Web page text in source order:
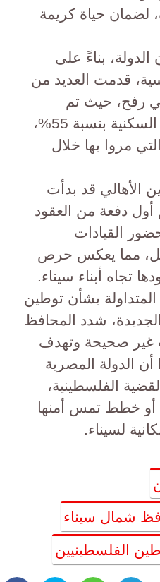
لضمان حياة كريمة
بناءً على
قدمت العديد من
رفح، حيث تم
تخفيض قيمة الوحدات السكنية بنسبة 55%،
مروا بها خلال
الأهالي قد بدأت
دفعة من العقود
القيادات
مما يعكس حرص
تجاه أبناء سيناء.
المتداولة بشأن توطين
شدد المحافظ
غير صحيحة وتهدف
أن الدولة المصرية
الفلسطينية،
خطط تمس أمنها
لسيناء.
شمال سيناء
الفلسطينيين